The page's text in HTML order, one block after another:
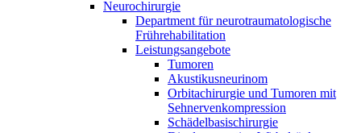
Neurochirurgie
Department für neurotraumatologische
Frührehabilitation
Leistungsangebote
Tumoren
Akustikusneurinom
Orbitachirurgie und Tumoren mit
Sehnervenkompression
Schädelbasischirurgie